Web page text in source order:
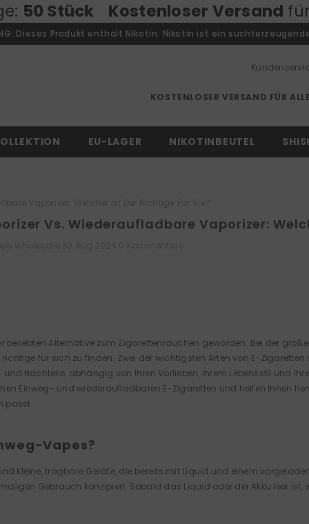
Versandfür alle
Dieses Produkt enthält Nikotin. Nikotin ist ein
KOSTENLOSER VERSAND FÜR
EU-LAGER NIKOTINBEUTEL
Vs. Wiederaufladbare Vaporizer:
beliebten Alternative zum Zigarettenrauchen geworden. Bei der
für sich zu finden. Zwei der wichtigsten Arten von E-
und Nachteile, abhängig von Ihren Vorlieben, Ihrem Lebensstil und
Einweg- und wiederaufladbaren E-Zigaretten und helfen Ihnen
passt.
Vapes?
kleine, tragbare Geräte, die bereits mit Liquid und einem
Gebrauch konzipiert. Sobald das Liquid oder der Akku leer